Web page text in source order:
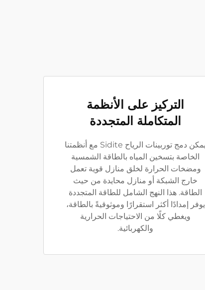
التركيز على الأنظمة
المتكاملة المتجددة
يمكن دمج توربينات الرياح Sidite مع أنظمتنا
الخاصة بتسخين المياه بالطاقة الشمسية
ومضخات الحرارة لخلق منازل قوية تعمل
خارج الشبكة أو منازل محايدة من حيث
الطاقة. هذا النهج الشامل للطاقة المتجددة
يوفر إمدادًا أكثر استقرارًا وموثوقيةً بالطاقة،
ويغطي كلًا من الاحتياجات الحرارية
والكهربائية.